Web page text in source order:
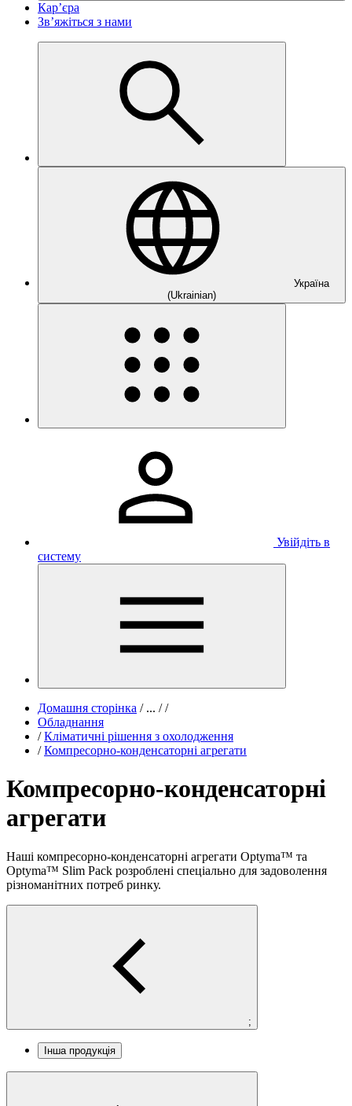
Кар’єра
Зв’яжіться з нами
Україна
(Ukrainian)
Увійдіть в
систему
Домашня сторінка /... / /
Обладнання
/ Кліматичні рішення з охолодження
/ Компресорно-конденсаторні агрегати
Компресорно-конденсаторні
агрегати
Наші компресорно-конденсаторні агрегати Optyma™ та
Optyma™ Slim Pack розроблені спеціально для задоволення
різноманітних потреб ринку.
;
Інша продукція